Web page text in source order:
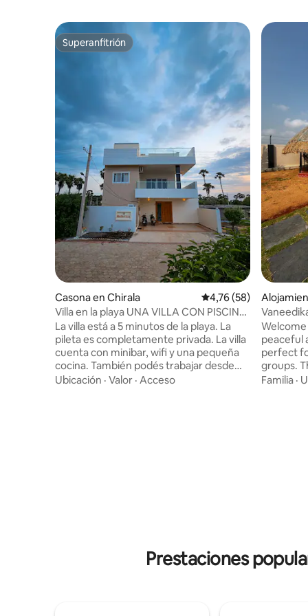
Superanfitrión
Superanfitrión
Casona en Chirala Calificación
4,76 (58)
Villa en la playa UNA VILLA CON PISCINA
PRIVADA FRENTE A LA PLAYA
La villa está a 5 minutos de la playa. La
pileta es completamente privada. La villa
cuenta con minibar, wifi y una pequeña
cocina. También podés trabajar desde
casa, ya que es un ambiente muy
Ubicación · Valor · Acceso
al
Welcome
peaceful
perfect
groups.
bedroom
Familia ·
Prestaciones